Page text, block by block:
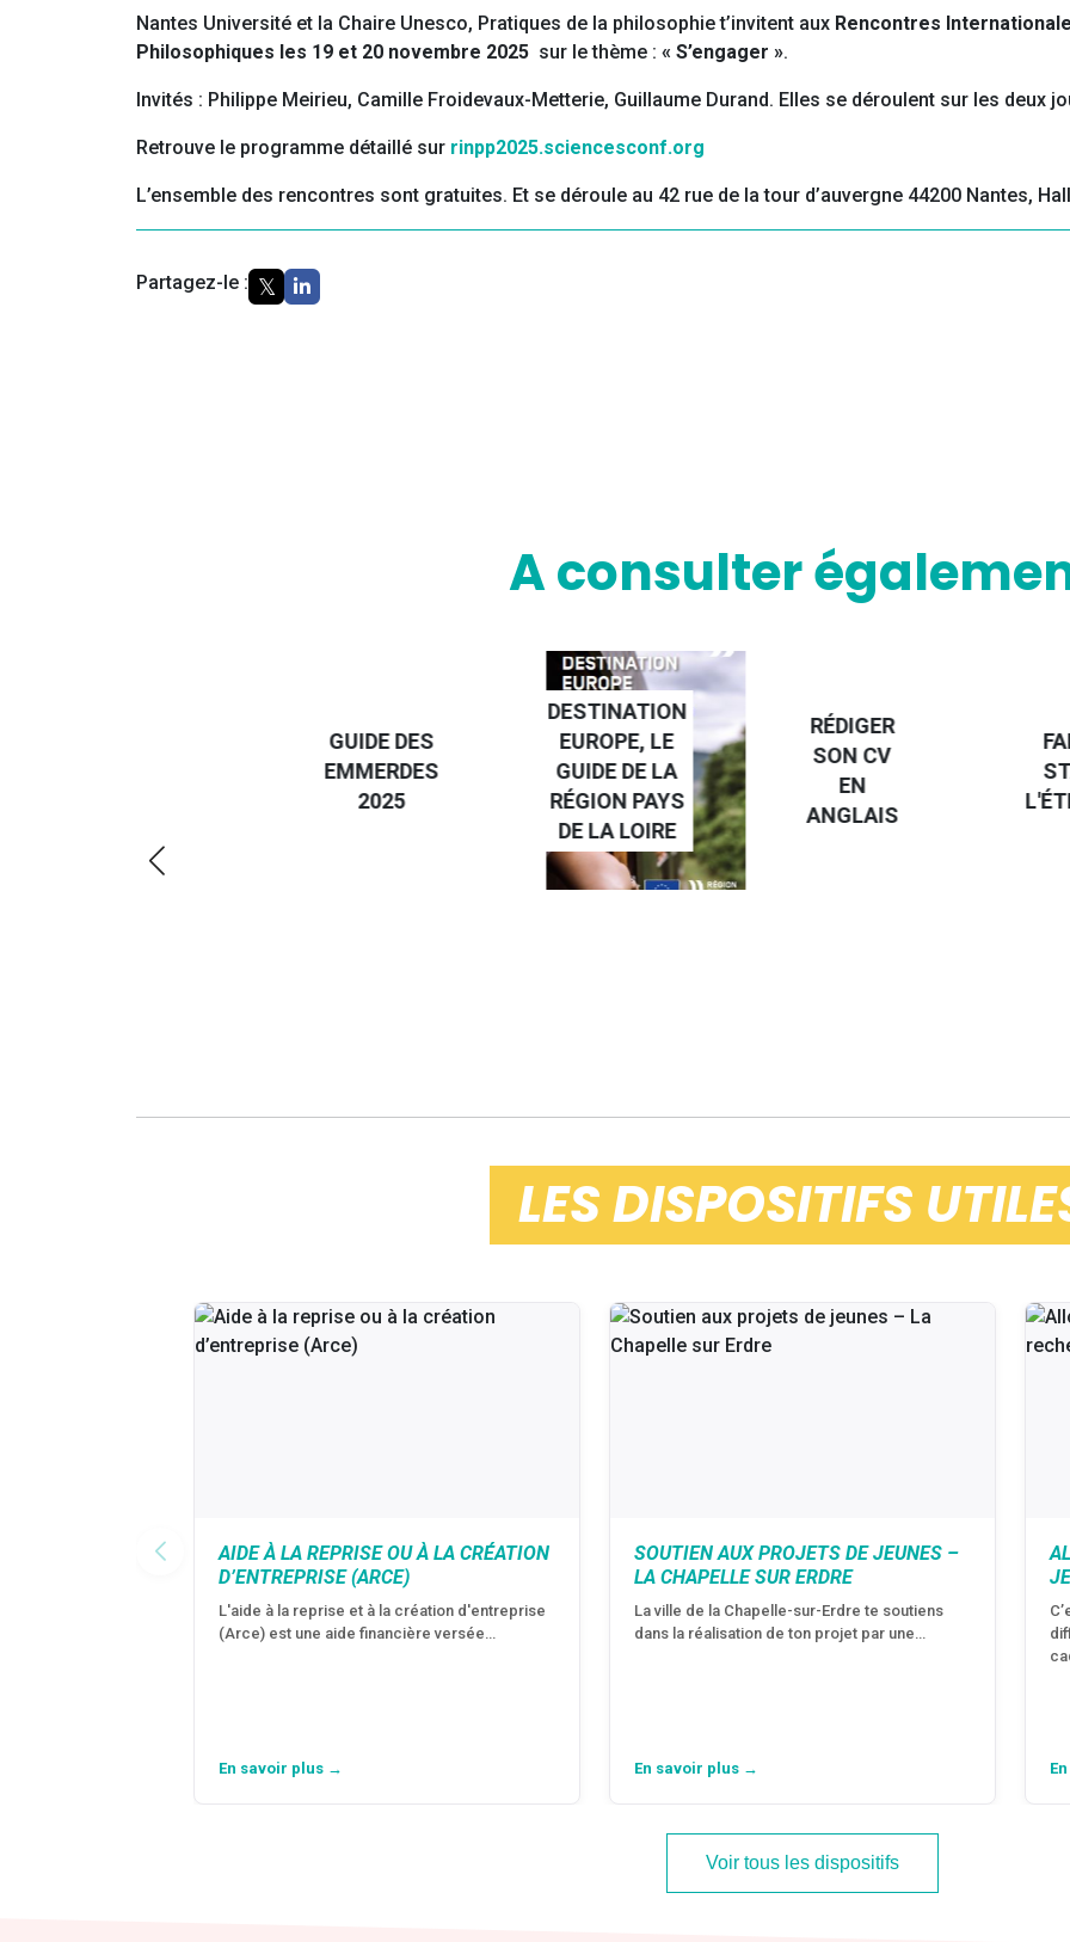
Nantes Université et la Chaire Unesco, Pratiques de la philosophie t’invitent aux Rencontres
Philosophiques les 19 et 20 novembre 2025 sur le thème : « S’engager ».
Invités : Philippe Meirieu, Camille Froidevaux-Metterie, Guillaume Durand. Elles se déroulent sur les deux
Retrouve le programme détaillé sur rinpp2025.sciencesconf.org
L’ensemble des rencontres sont gratuites. Et se déroule au 42 rue de la tour d’auvergne 44200 Nantes,
Partagez-le :
A consulter
GUIDE DES
EMMERDES
DESTINATION
EUROPE, LE
GUIDE DE LA
RÉGION PAYS
DE LA LOIRE
RÉDIGER
SON CV
ANGLAIS
FAIRE UN
STAGE À
LES DISPOSITIFS
AIDE À LA REPRISE OU À LA CRÉATION
D’ENTREPRISE (ARCE)
L'aide à la reprise et à la création d'entreprise
(Arce) est une aide financière versée…
En savoir plus →
SOUTIEN AUX PROJETS DE JEUNES –
LA CHAPELLE SUR ERDRE
La ville de la Chapelle-sur-Erdre te soutiens
dans la réalisation de ton projet par une…
En savoir plus →
Voir tous les dispositifs